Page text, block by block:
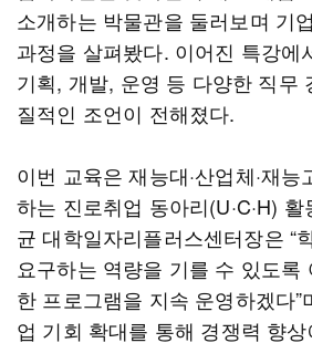
소개하는 박물관을 둘러보며 기
과정을 살펴봤다. 이어진 특강에
기획, 개발, 운영 등 다양한 직무
질적인 조언이 전해졌다.
이번 교육은 재능대·산업체·재
하는 진로취업 동아리(U·C·H)
균 대학일자리플러스센터장은 “
요구하는 역량을 기를 수 있도록
한 프로그램을 지속 운영하겠다”
업 기회 확대를 통해 경쟁력 향